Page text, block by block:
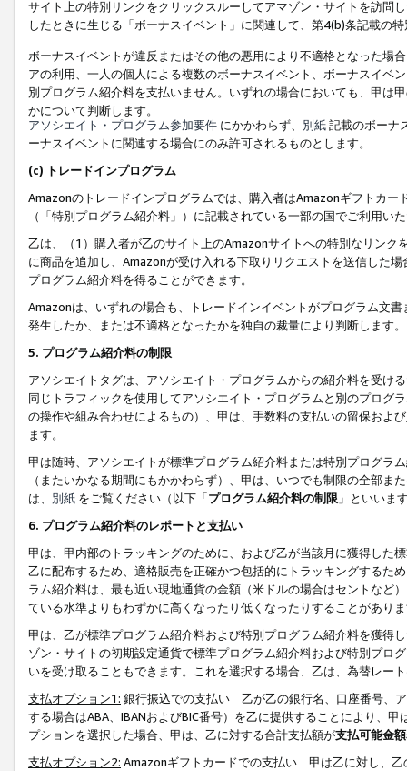
サイト上の特別リンクをクリックスルーしてアマゾン・サイトを訪問
したときに生じる「ボーナスイベント」に関連して、第4(b)条記載の
ボーナスイベントが違反またはその他の悪用により不適格となった場
アの利用、一人の個人による複数のボーナスイベント、ボーナスイベ
別プログラム紹介料を支払いません。いずれの場合においても、甲は
かについて判断します。
アソシエイト・プログラム参加要件 にかかわらず、 別紙記載のボーナ
ーナスイベントに関連する場合にのみ許可されるものとします。
(c) トレードインプログラム
Amazonのトレードインプログラムでは、購入者はAmazonギフトカ
（「特別プログラム紹介料」）に記載されている一部の国でご利用い
乙は、（1）購入者が乙のサイト上のAmazonサイトへの特別なリン
に商品を追加し、Amazonが受け入れる下取りリクエストを送信した
プログラム紹介料を得ることができます。
Amazonは、いずれの場合も、トレードインイベントがプログラム文
発生したか、または不適格となったかを独自の裁量により判断します。
5. プログラム紹介料の制限
アソシエイトタグは、アソシエイト・プログラムからの紹介料を受け
同じトラフィックを使用してアソシエイト・プログラムと別のプログ
の操作や組み合わせによるもの）、甲は、手数料の支払いの留保およ
ます。
甲は随時、アソシエイトが標準プログラム紹介料または特別プログラ
（またいかなる期間にもかかわらず）、甲は、いつでも制限の全部
は、 別紙 をご覧ください（以下「プログラム紹介料の制限 」といいま
6. プログラム紹介料のレポートと支払い
甲は、甲内部のトラッキングのために、および乙が当該月に獲得した
乙に配布するため、適格販売を正確かつ包括的にトラッキングするた
ラム紹介料は、最も近い現地通貨の金額（米ドルの場合はセントなど
ている水準よりもわずかに高くなったり低くなったりすることがあり
甲は、乙が標準プログラム紹介料および特別プログラム紹介料を獲得
ゾン・サイトの初期設定通貨で標準プログラム紹介料および特別プロ
いを受け取ることもできます。これを選択する場合、乙は、為替レー
支払オプション1: 銀行振込での支払い 乙が乙の銀行名、口座番号、
する場合はABA、IBANおよびBIC番号）を乙に提供することにより、
プションを選択した場合、甲は、乙に対する合計支払額が支払可能金
支払オプション2: Amazonギフトカードでの支払い 甲は乙に対し、乙